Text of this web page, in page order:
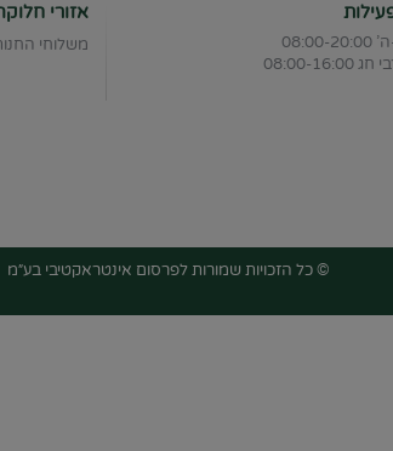
20:00
16:00
אזורי
משלוחי
© כל הזכויות שמורות לפרסום אינטראקטיבי בע״מ